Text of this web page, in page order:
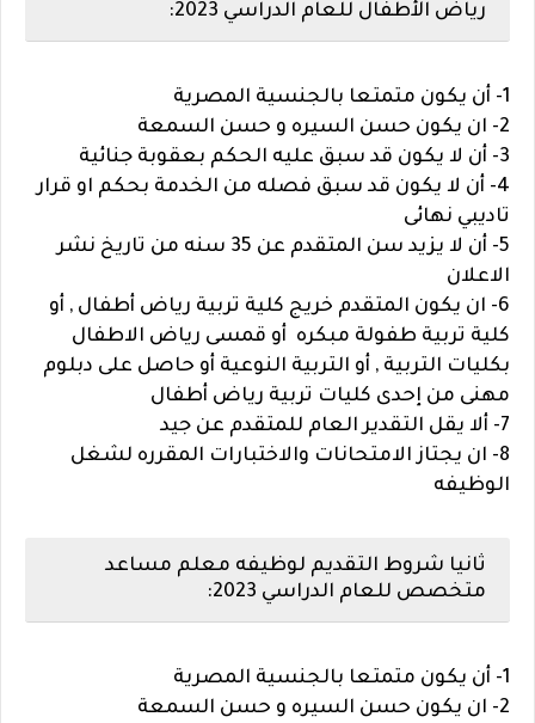
رياض الأطفال للعام الدراسي 2023:
1- أن يكون متمتعا بالجنسية المصرية
2- ان يكون حسن السيره و حسن السمعة
3- أن لا يكون قد سبق عليه الحكم بعقوبة جنائية
4- أن لا يكون قد سبق فصله من الخدمة بحكم او قرار
تاديبي نهائى
5- أن لا يزيد سن المتقدم عن 35 سنه من تاريخ نشر
الاعلان
6- ان يكون المتقدم خريج كلية تربية رياض أطفال , أو
كلية تربية طفولة مبكره أو قمسى رياض الاطفال
بكليات التربية , أو التربية النوعية أو حاصل على دبلوم
مهنى من إحدى كليات تربية رياض أطفال
7- ألا يقل التقدير العام للمتقدم عن جيد
8- ان يجتاز الامتحانات والاختبارات المقرره لشغل
الوظيفه
ثانيا شروط التقديم لوظيفه معلم مساعد
متخصص للعام الدراسي 2023:
1- أن يكون متمتعا بالجنسية المصرية
2- ان يكون حسن السيره و حسن السمعة